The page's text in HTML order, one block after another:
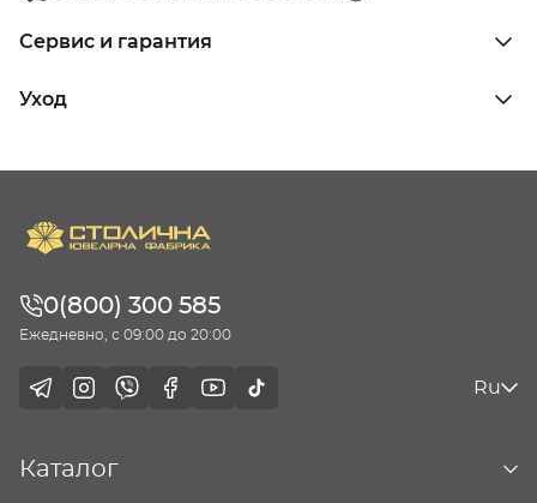
Сервис и гарантия
Уход
0(800) 300 585
Ежедневно, с 09:00 до 20:00
Ru
Каталог